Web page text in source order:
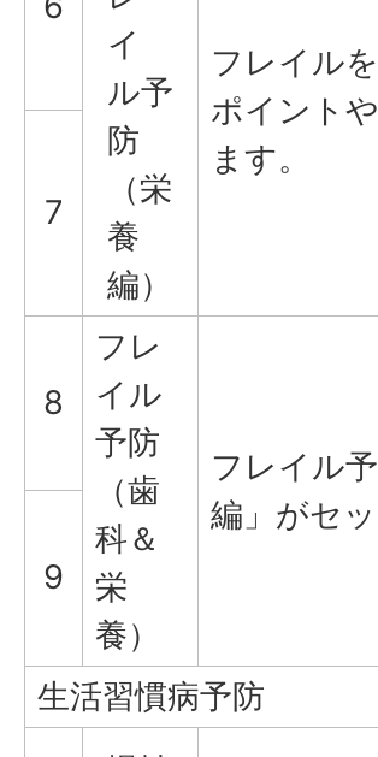
イ
ル予
防
（栄
養
編）
フレイル
ポイント
ます。
7
8
フレ
イル
予防
（歯
科＆
栄
養）
フレイル
編」がセ
9
生活習慣病予防